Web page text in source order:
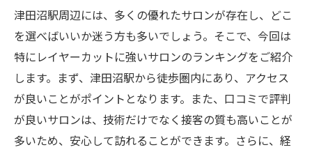
津田沼駅周辺には、多くの優れたサロンが存在し、どこ
を選べばいいか迷う方も多いでしょう。そこで、今回は
特にレイヤーカットに強いサロンのランキングをご紹介
します。まず、津田沼駅から徒歩圏内にあり、アクセス
が良いことがポイントとなります。また、口コミで評判
が良いサロンは、技術だけでなく接客の質も高いことが
多いため、安心して訪れることができます。さらに、経